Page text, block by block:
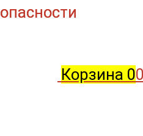
Корзина 0